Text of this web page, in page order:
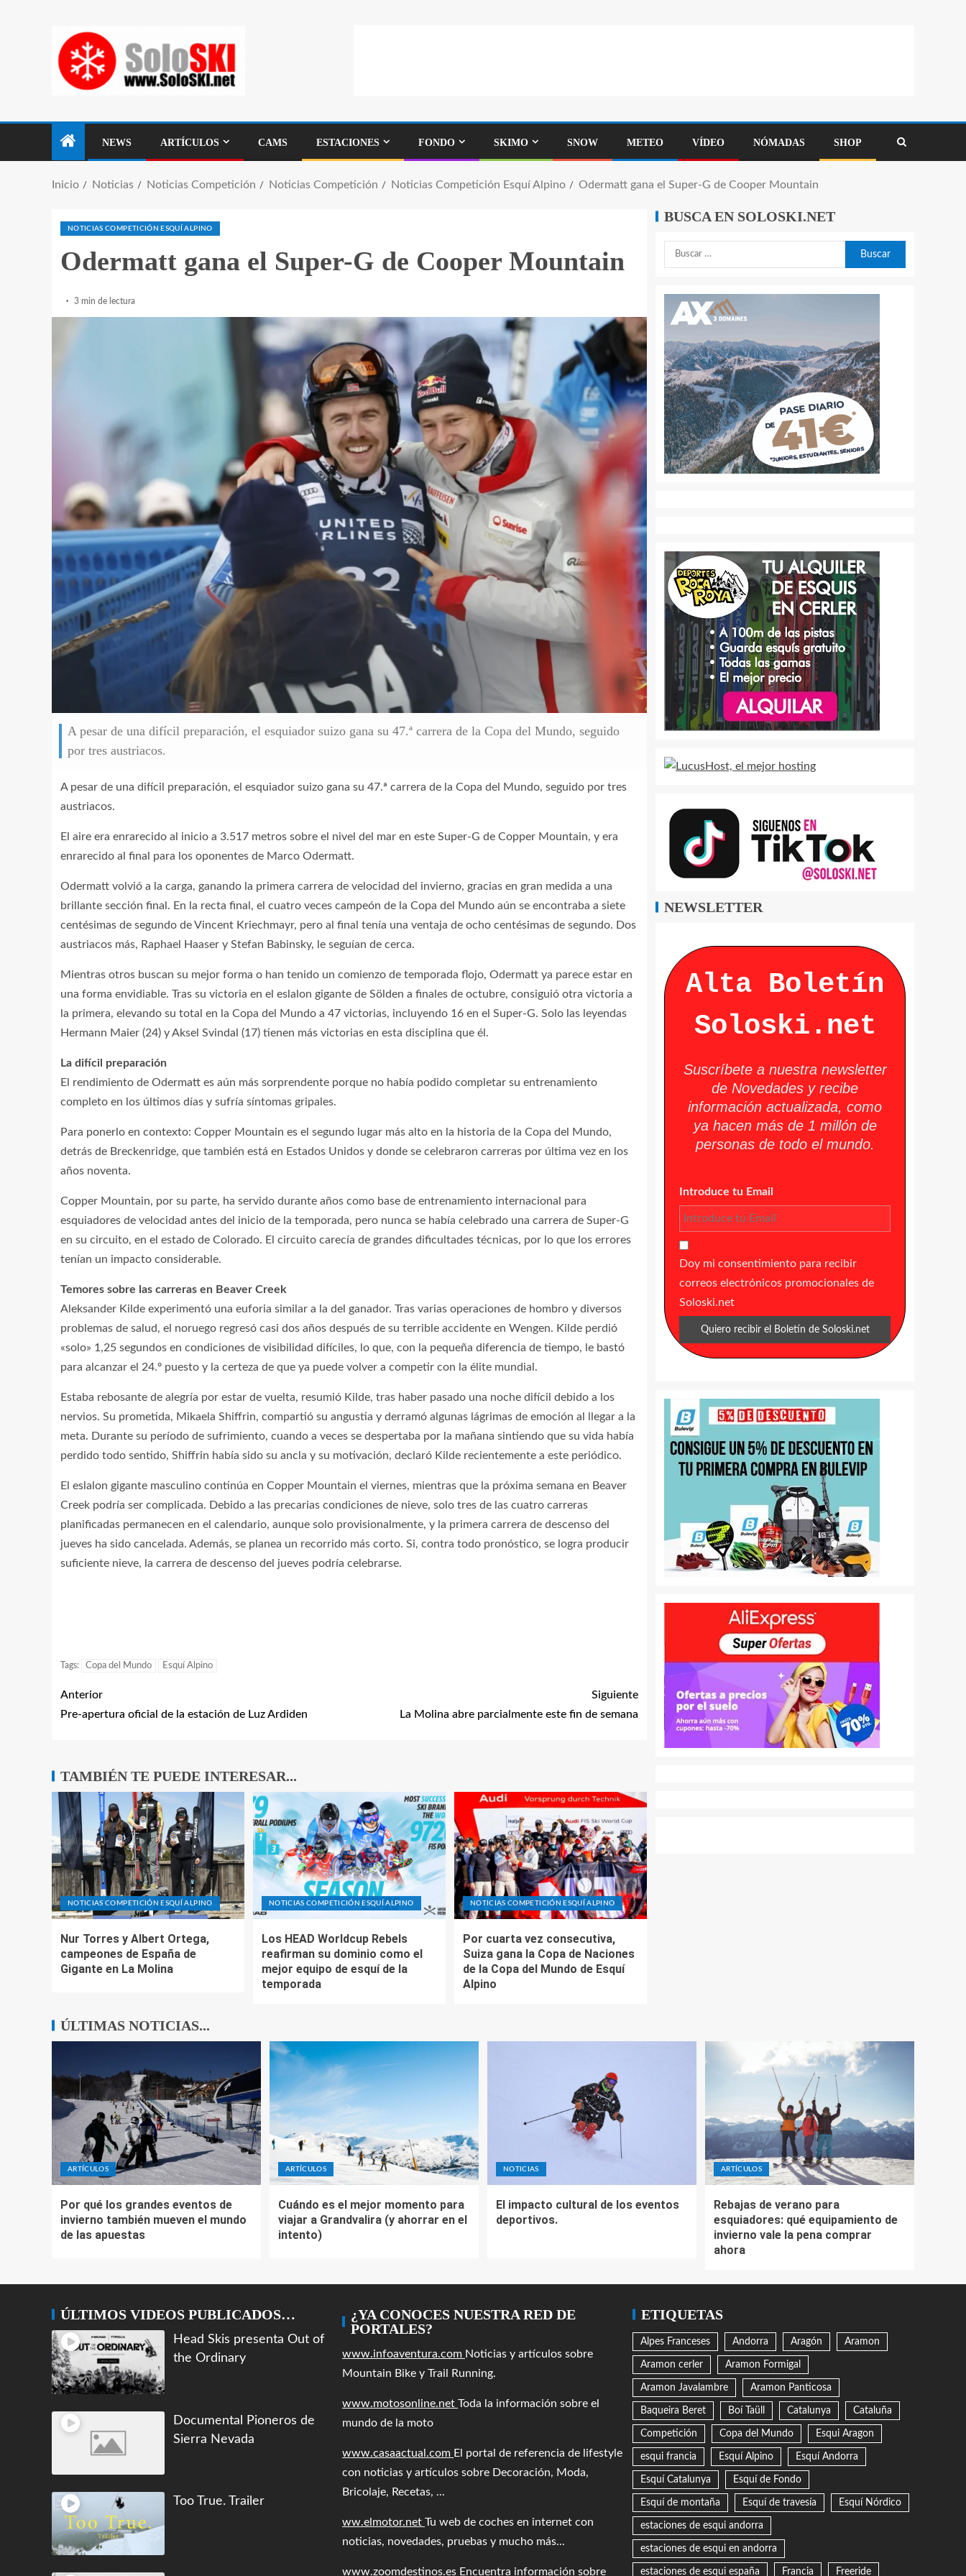
NEWS ARTÍCULOS CAMS ESTACIONES FONDO SKIMO SNOW METEO VÍDEO NÓMADAS SHOP
Inicio Noticias Noticias Competición Noticias Competición Noticias Competición Esquí Alpino Odermatt gana el Super-G de Cooper Mountain
NOTICIAS COMPETICIÓN ESQUÍ ALPINO
Odermatt gana el Super-G de Cooper Mountain
3 min de lectura
A pesar de una difícil preparación, el esquiador suizo gana su 47.ª carrera de la Copa del Mundo, seguido
por tres austriacos.
A pesar de una difícil preparación, el esquiador suizo gana su 47.ª carrera de la Copa del Mundo, seguido por tres
austriacos.
El aire era enrarecido al inicio a 3.517 metros sobre el nivel del mar en este Super-G de Copper Mountain, y era
enrarecido al final para los oponentes de Marco Odermatt.
Odermatt volvió a la carga, ganando la primera carrera de velocidad del invierno, gracias en gran medida a una
brillante sección final. En la recta final, el cuatro veces campeón de la Copa del Mundo aún se encontraba a siete
centésimas de segundo de Vincent Kriechmayr, pero al final tenía una ventaja de ocho centésimas de segundo. Dos
austriacos más, Raphael Haaser y Stefan Babinsky, le seguían de cerca.
Mientras otros buscan su mejor forma o han tenido un comienzo de temporada flojo, Odermatt ya parece estar en
una forma envidiable. Tras su victoria en el eslalon gigante de Sölden a finales de octubre, consiguió otra victoria a
la primera, elevando su total en la Copa del Mundo a 47 victorias, incluyendo 16 en el Super-G. Solo las leyendas
Hermann Maier (24) y Aksel Svindal (17) tienen más victorias en esta disciplina que él.
La difícil preparación
El rendimiento de Odermatt es aún más sorprendente porque no había podido completar su entrenamiento
completo en los últimos días y sufría síntomas gripales.
Para ponerlo en contexto: Copper Mountain es el segundo lugar más alto en la historia de la Copa del Mundo,
detrás de Breckenridge, que también está en Estados Unidos y donde se celebraron carreras por última vez en los
años noventa.
Copper Mountain, por su parte, ha servido durante años como base de entrenamiento internacional para
esquiadores de velocidad antes del inicio de la temporada, pero nunca se había celebrado una carrera de Super-G
en su circuito, en el estado de Colorado. El circuito carecía de grandes dificultades técnicas, por lo que los errores
tenían un impacto considerable.
Temores sobre las carreras en Beaver Creek
Aleksander Kilde experimentó una euforia similar a la del ganador. Tras varias operaciones de hombro y diversos
problemas de salud, el noruego regresó casi dos años después de su terrible accidente en Wengen. Kilde perdió
«solo» 1,25 segundos en condiciones de visibilidad difíciles, lo que, con la pequeña diferencia de tiempo, le bastó
para alcanzar el 24.º puesto y la certeza de que ya puede volver a competir con la élite mundial.
Estaba rebosante de alegría por estar de vuelta, resumió Kilde, tras haber pasado una noche difícil debido a los
nervios. Su prometida, Mikaela Shiffrin, compartió su angustia y derramó algunas lágrimas de emoción al llegar a la
meta. Durante su período de sufrimiento, cuando a veces se despertaba por la mañana sintiendo que su vida había
perdido todo sentido, Shiffrin había sido su ancla y su motivación, declaró Kilde recientemente a este periódico.
El eslalon gigante masculino continúa en Copper Mountain el viernes, mientras que la próxima semana en Beaver
Creek podría ser complicada. Debido a las precarias condiciones de nieve, solo tres de las cuatro carreras
planificadas permanecen en el calendario, aunque solo provisionalmente, y la primera carrera de descenso del
jueves ha sido cancelada. Además, se planea un recorrido más corto. Si, contra todo pronóstico, se logra producir
suficiente nieve, la carrera de descenso del jueves podría celebrarse.
Tags: Copa del Mundo Esquí Alpino
Anterior
Pre-apertura oficial de la estación de Luz Ardiden
Siguiente
La Molina abre parcialmente este fin de semana
TAMBIÉN TE PUEDE INTERESAR...
NOTICIAS COMPETICIÓN ESQUÍ ALPINO
Nur Torres y Albert Ortega,
campeones de España de
Gigante en La Molina
NOTICIAS COMPETICIÓN ESQUÍ ALPINO
Los HEAD Worldcup Rebels
reafirman su dominio como el
mejor equipo de esquí de la
temporada
NOTICIAS COMPETICIÓN ESQUÍ ALPINO
Por cuarta vez consecutiva,
Suiza gana la Copa de Naciones
de la Copa del Mundo de Esquí
Alpino
BUSCA EN SOLOSKI.NET
NEWSLETTER
Alta Boletín
Soloski.net
Suscríbete a nuestra newsletter
de Novedades y recibe
información actualizada, como
ya hacen más de 1 millón de
personas de todo el mundo.
Introduce tu Email
Doy mi consentimiento para recibir
correos electrónicos promocionales de
Soloski.net
ÚLTIMAS NOTICIAS...
ARTÍCULOS
Por qué los grandes eventos de
invierno también mueven el mundo
de las apuestas
ARTÍCULOS
Cuándo es el mejor momento para
viajar a Grandvalira (y ahorrar en el
intento)
NOTICIAS
El impacto cultural de los eventos
deportivos.
ARTÍCULOS
Rebajas de verano para
esquiadores: qué equipamiento de
invierno vale la pena comprar
ahora
ÚLTIMOS VIDEOS PUBLICADOS…
Head Skis presenta Out of
the Ordinary
Documental Pioneros de
Sierra Nevada
Too True. Trailer
¿YA CONOCES NUESTRA RED DE
PORTALES?
www.infoaventura.com Noticias y artículos sobre
Mountain Bike y Trail Running.
www.motosonline.net Toda la información sobre el
mundo de la moto
www.casaactual.com El portal de referencia de lifestyle
con noticias y artículos sobre Decoración, Moda,
Bricolaje, Recetas, ...
ww.elmotor.net Tu web de coches en internet con
noticias, novedades, pruebas y mucho más...
www.zoomdestinos.es Encuentra información sobre
ETIQUETAS
Alpes Franceses Andorra Aragón Aramon
Aramon cerler Aramon Formigal
Aramon Javalambre Aramon Panticosa
Baqueira Beret Boí Taüll Catalunya Cataluña
Competición Copa del Mundo Esqui Aragon
esqui francia Esquí Alpino Esquí Andorra
Esquí Catalunya Esquí de Fondo
Esquí de montaña Esquí de travesía Esquí Nórdico
estaciones de esqui andorra
estaciones de esqui en andorra
estaciones de esqui españa Francia Freeride